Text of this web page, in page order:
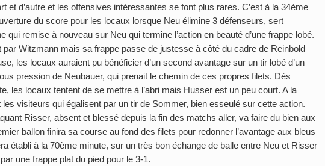
et d’autre et les offensives intéressantes se font plus rares. C’est à la 34ème
du score pour les locaux lorsque Neu élimine 3 défenseurs, sert
qui remise à nouveau sur Neu qui termine l’action en beauté d’une frappe lobé.
par Witzmann mais sa frappe passe de justesse à côté du cadre de Reinbold
les locaux auraient pu bénéficier d’un second avantage sur un tir lobé d’un
pression de Neubauer, qui prenait le chemin de ces propres filets. Dès
les locaux tentent de se mettre à l’abri mais Husser est un peu court. A la
visiteurs qui égalisent par un tir de Sommer, bien esseulé sur cette action.
Risser, absent et blessé depuis la fin des matchs aller, va faire du bien aux
ballon finira sa course au fond des filets pour redonner l’avantage aux bleus
établi à la 70ème minute, sur un très bon échange de balle entre Neu et Risser
une frappe plat du pied pour le 3-1.